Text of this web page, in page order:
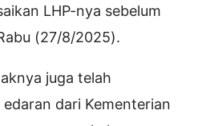
LHP-nya sebelum
(27/8/2025).
juga telah
dari Kementerian